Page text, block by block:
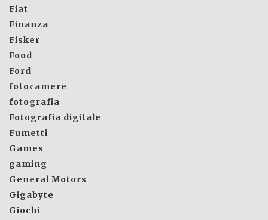
Fiat
Finanza
Fisker
Food
Ford
fotocamere
fotografia
Fotografia digitale
Fumetti
Games
gaming
General Motors
Gigabyte
Giochi